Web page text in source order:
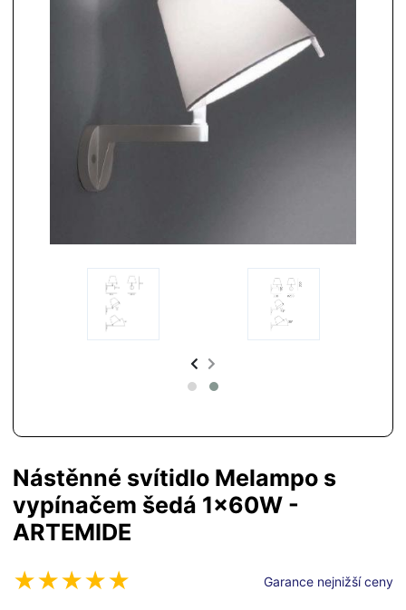
Nástěnné svítidlo Melampo s
vypínačem šedá 1x60W -
ARTEMIDE
Garance nejnižší ceny